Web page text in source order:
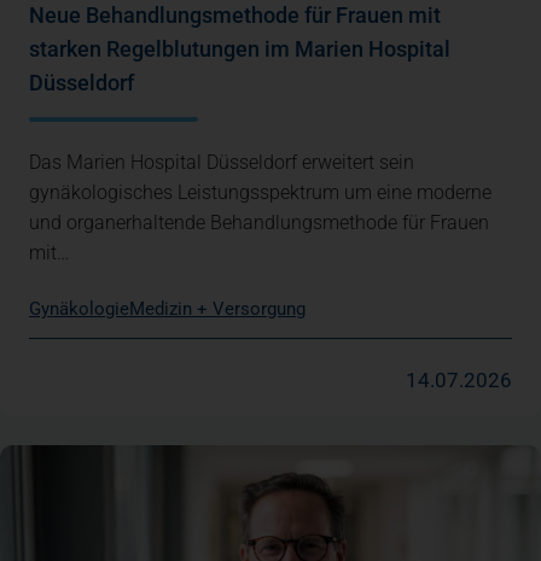
Neue Behandlungsmethode für Frauen mit
starken Regelblutungen im Marien Hospital
Düsseldorf
Das Marien Hospital Düsseldorf erweitert sein
gynäkologisches Leistungsspektrum um eine moderne
und organerhaltende Behandlungsmethode für Frauen
mit…
GynäkologieMedizin + Versorgung
14.07.2026